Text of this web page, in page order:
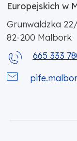
Europejskich w
Grunwaldzka
82-200 Malbork
665 333